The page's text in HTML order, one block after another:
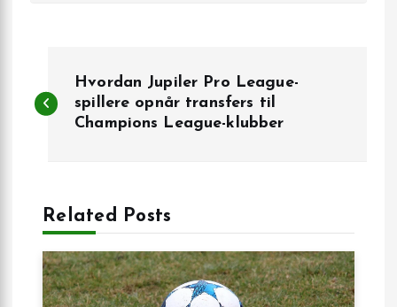
n
æ
g
Hvordan Jupiler Pro League-
spillere opnår transfers til
Champions League-klubber
Related Posts